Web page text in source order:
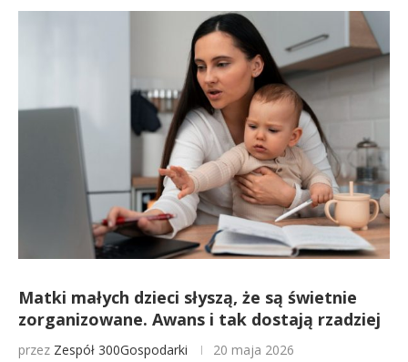
Matki małych dzieci słyszą, że są świetnie
zorganizowane. Awans i tak dostają rzadziej
przez Zespół 300Gospodarki 20 maja 2026